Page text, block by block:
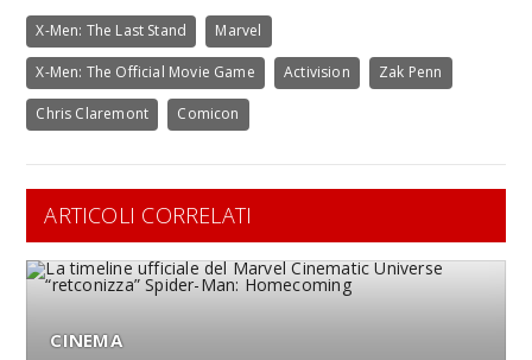
X-Men: The Last Stand Marvel
X-Men: The Official Movie Game Activision Zak Penn
Chris Claremont Comicon
ARTICOLI CORRELATI
CINEMA